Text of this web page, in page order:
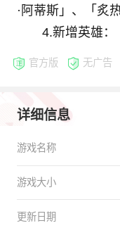
·阿蒂斯」、「炙
4.新增英雄：
官方版 无广告
详细信息
游戏名称
游戏大小
更新日期